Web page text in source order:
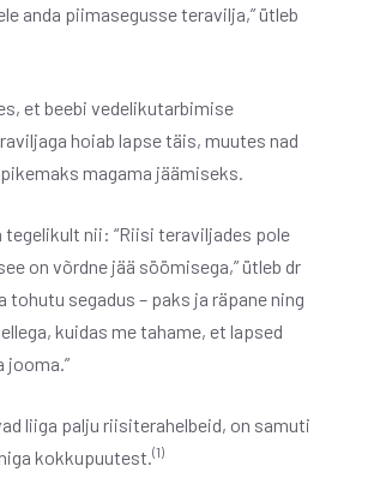
anda piimasegusse teravilja,” ütleb
et beebi vedelikutarbimise
hoiab lapse täis, muutes nad
magama jäämiseks.
tegelikult nii: “Riisi teraviljades pole
on võrdne jää söömisega,” ütleb dr
tohutu segadus – paks ja räpane ning
kuidas me tahame, et lapsed
jooma.”
liiga palju riisiterahelbeid, on samuti
kokkupuutest. (1)